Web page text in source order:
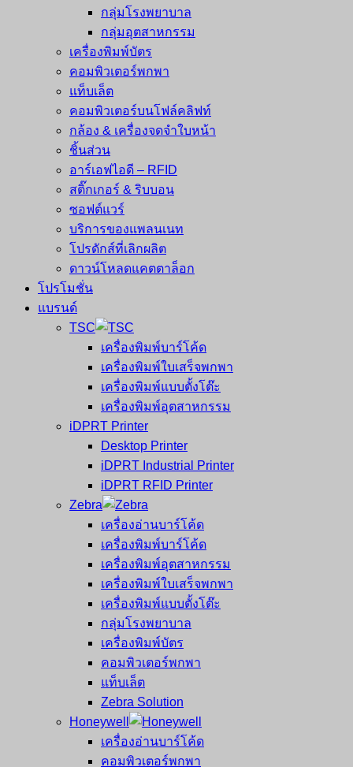
กลุ่มโรงพยาบาล
กลุ่มอุตสาหกรรม
เครื่องพิมพ์บัตร
คอมพิวเตอร์พกพา
แท็บเล็ต
คอมพิวเตอร์บนโฟล์คลิฟท์
กล้อง & เครื่องจดจำใบหน้า
ชิ้นส่วน
อาร์เอฟไอดี – RFID
สติ๊กเกอร์ & ริบบอน
ซอฟต์แวร์
บริการของแพลนเนท
โปรดักส์ที่เลิกผลิต
ดาวน์โหลดแคตตาล็อก
โปรโมชั่น
แบรนด์
TSC
เครื่องพิมพ์บาร์โค้ด
เครื่องพิมพ์ใบเสร็จพกพา
เครื่องพิมพ์แบบตั้งโต๊ะ
เครื่องพิมพ์อุตสาหกรรม
iDPRT Printer
Desktop Printer
iDPRT Industrial Printer
iDPRT RFID Printer
Zebra
เครื่องอ่านบาร์โค้ด
เครื่องพิมพ์บาร์โค้ด
เครื่องพิมพ์อุตสาหกรรม
เครื่องพิมพ์ใบเสร็จพกพา
เครื่องพิมพ์แบบตั้งโต๊ะ
กลุ่มโรงพยาบาล
เครื่องพิมพ์บัตร
คอมพิวเตอร์พกพา
แท็บเล็ต
Zebra Solution
Honeywell
เครื่องอ่านบาร์โค้ด
คอมพิวเตอร์พกพา